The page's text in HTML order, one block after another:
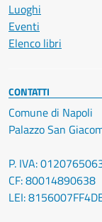
Luoghi
Eventi
Elenco libri
CONTATTI
Comune di Napoli
Palazzo San
P. IVA:
CF: 80014890638
LEI: